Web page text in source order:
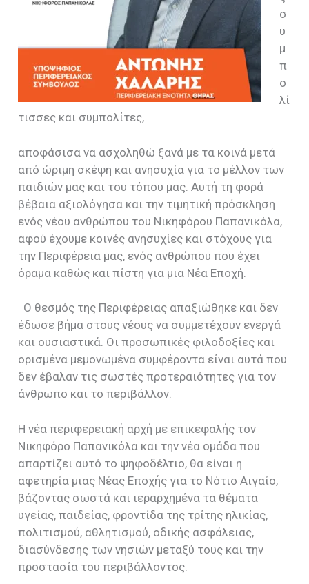
σ
υ
μ
π
ο
λί
τισσες και συμπολίτες,
αποφάσισα να ασχοληθώ ξανά με τα κοινά μετά
από ώριμη σκέψη και ανησυχία για το μέλλον των
παιδιών μας και του τόπου μας. Αυτή τη φορά
βέβαια αξιολόγησα και την τιμητική πρόσκληση
ενός νέου ανθρώπου του Νικηφόρου Παπανικόλα,
αφού έχουμε κοινές ανησυχίες και στόχους για
την Περιφέρεια μας, ενός ανθρώπου που έχει
όραμα καθώς και πίστη για μια Νέα Εποχή.
Ο θεσμός της Περιφέρειας απαξιώθηκε και δεν
έδωσε βήμα στους νέους να συμμετέχουν ενεργά
και ουσιαστικά. Οι προσωπικές φιλοδοξίες και
ορισμένα μεμονωμένα συμφέροντα είναι αυτά που
δεν έβαλαν τις σωστές προτεραιότητες για τον
άνθρωπο και το περιβάλλον.
Η νέα περιφερειακή αρχή με επικεφαλής τον
Νικηφόρο Παπανικόλα και την νέα ομάδα που
απαρτίζει αυτό το ψηφοδέλτιο, θα είναι η
αφετηρία μιας Νέας Εποχής για το Νότιο Αιγαίο,
βάζοντας σωστά και ιεραρχημένα τα θέματα
υγείας, παιδείας, φροντίδα της τρίτης ηλικίας,
πολιτισμού, αθλητισμού, οδικής ασφάλειας,
διασύνδεσης των νησιών μεταξύ τους και την
προστασία του περιβάλλοντος.